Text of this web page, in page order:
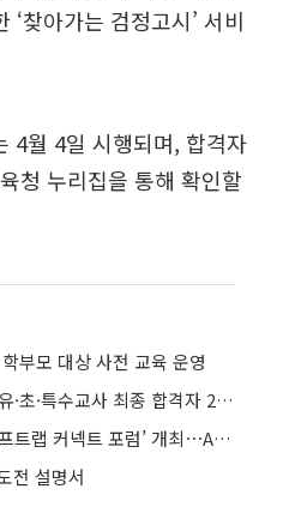
찾아가는 검정고시’ 서비
4월 4일 시행되며, 합격자
청 누리집을 통해 확인할
부모 대상 사전 교육 운영
서울시교육청, 2026학년도 유·초·특수교사 최종 합격자 295명 발표
서울시교육청, ‘에듀테크 소프트랩 커넥트 포럼’ 개최⋯AI 수업 혁신 지원 방안 모색
전 설명서